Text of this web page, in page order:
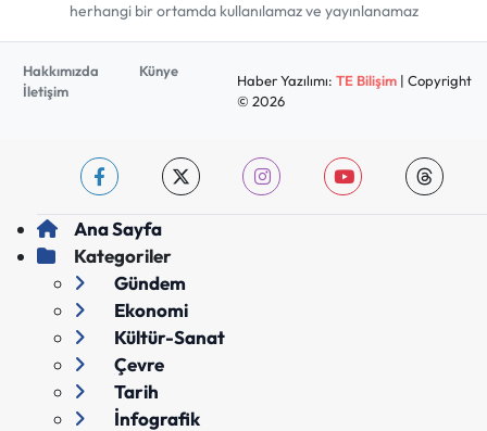
herhangi bir ortamda kullanılamaz ve yayınlanamaz
Hakkımızda
Künye
İletişim
Haber Yazılımı: TE Bilişim| Copyright
© 2026
Ana Sayfa
Kategoriler
Gündem
Ekonomi
Kültür-Sanat
Çevre
Tarih
İnfografik